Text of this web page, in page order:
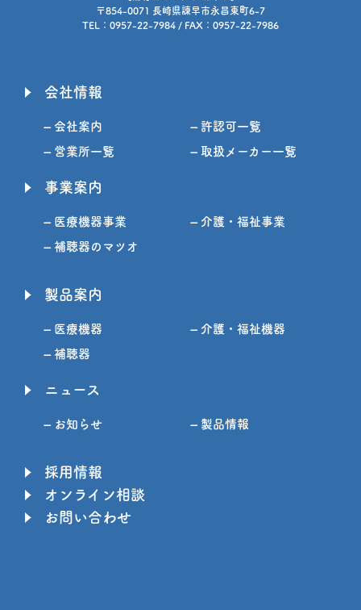
〒854-0071 長崎県諫早市永昌東町6-7
TEL：0957-22-7984 / FAX：0957-22-7986
会社情報
– 会社案内 – 許認可一覧
– 営業所一覧 – 取扱メーカー一覧
事業案内
– 医療機器事業 – 介護・福祉事業
– 補聴器のマツオ
製品案内
– 医療機器 – 介護・福祉機器
– 補聴器
ニュース
– お知らせ – 製品情報
採用情報
オンライン相談
お問い合わせ